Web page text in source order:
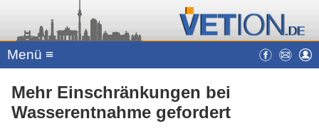
Menü ≡
Mehr Einschränkungen bei
Wasserentnahme gefordert